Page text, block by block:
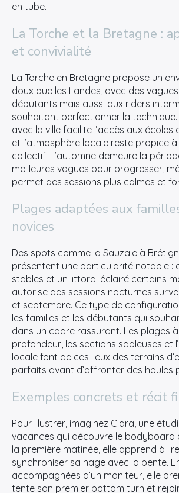
en tube.
La Torche et la Bretagne :
et convivialité
La Torche en Bretagne propose un
doux que les Landes, avec des
débutants mais aussi aux riders
souhaitant perfectionner la
avec la ville facilite l’accès aux écoles
et l’atmosphère locale reste propice
collectif. L’automne demeure la
meilleures vagues pour progresser,
permet des sessions plus calmes et
Plages adaptées aux
novices
Des spots comme la Sauzaie à
présentent une particularité notable :
stables et un littoral éclairé certains
autorise des sessions nocturnes
et septembre. Ce type de
les familles et les débutants qui
dans un cadre rassurant. Les plages
profondeur, les sections sableuses et
locale font de ces lieux des terrains
parfaits avant d’affronter des houles
Exemples concrets et récit
Pour illustrer, imaginez Clara, une
vacances qui découvre le bodyboard
la première matinée, elle apprend à
synchroniser sa nage avec la pente.
accompagnées d’un moniteur, elle
tente son premier bottom turn et